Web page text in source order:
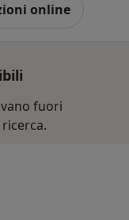
online
fuori